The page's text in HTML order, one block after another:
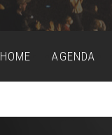
HOME AGENDA